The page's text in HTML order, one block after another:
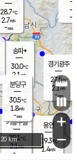
용인
29.3℃
1.4m/s
경기광주
27.5℃
2.1m/s
-mm
-
-m/
-
28.7℃
2.7m/s
-mm
송파*
30.0℃
2.1 m/s
-mm
기흥구갈
29.1℃
2.1m/s
-
분당구
30.5℃
1.8m/s
-mm
+
−
20 km